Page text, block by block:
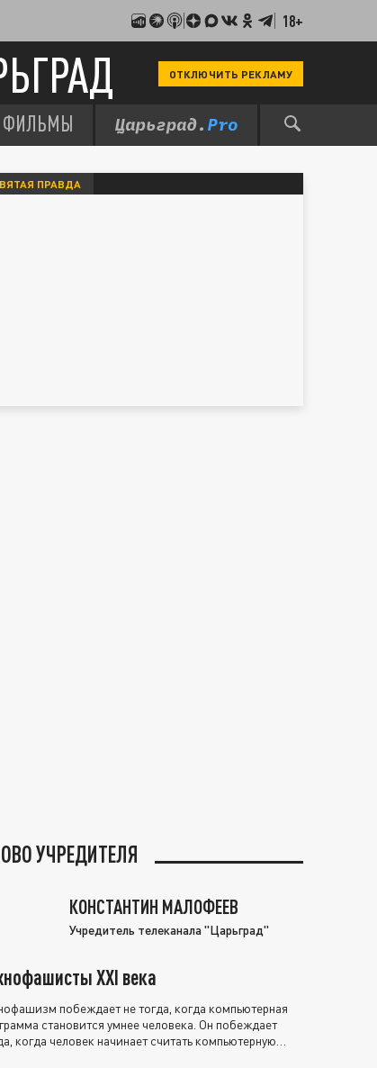
18+
ОТКЛЮЧИТЬ РЕКЛАМУ
ФИЛЬМЫ
ПРАВДА
УЧРЕДИТЕЛЯ
КОНСТАНТИН МАЛОФЕЕВ
Учредитель телеканала "Царьград"
XXI века
побеждает не тогда, когда компьютерная
становится умнее человека. Он побеждает
когда человек начинает считать компьютерную